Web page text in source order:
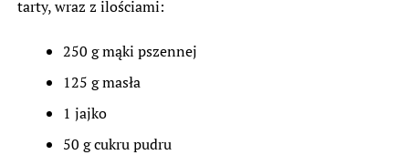
tarty, wraz z ilościami:
250 g mąki pszennej
125 g masła
1 jajko
50 g cukru pudru